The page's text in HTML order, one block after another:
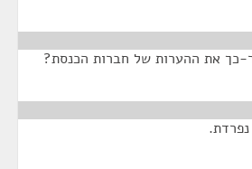
כך את ההערות של חברות הכנסת?